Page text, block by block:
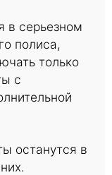
в серьезном
полиса,
только
с
останутся в